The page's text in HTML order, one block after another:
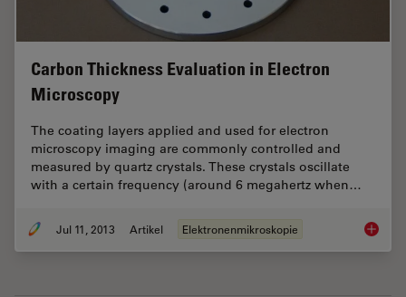
Carbon Thickness Evaluation in Electron
Microscopy
The coating layers applied and used for electron
microscopy imaging are commonly controlled and
measured by quartz crystals. These crystals oscillate
with a certain frequency (around 6 megahertz when…
Jul 11, 2013 Artikel Elektronenmikroskopie Carbon